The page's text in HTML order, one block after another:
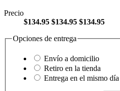
Precio
$134.95 $134.95 $134.95
Opciones de entrega
Envío a domicilio
Retiro en la tienda
Entrega en el mismo día